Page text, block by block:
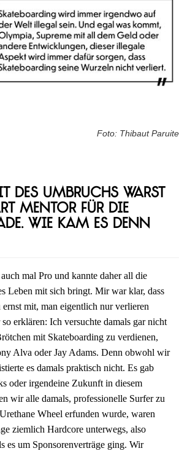
Foto: Thibaut Paruite
des Umbruchs warst
Mentor für die
Wie kam es denn
mal Pro und kannte daher all die
Leben mit sich bringt. Mir war klar, dass
ernst mit, man eigentlich nur verlieren
erklären: Ich versuchte damals gar nicht
mit Skateboarding zu verdienen,
Alva oder Jay Adams. Denn obwohl wir
es damals praktisch nicht. Es gab
oder irgendeine Zukunft in diesem
wir alle damals, professionelle Surfer zu
Wheel erfunden wurde, waren
ziemlich Hardcore unterwegs, also
es um Sponsorenverträge ging. Wir